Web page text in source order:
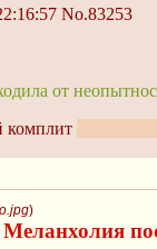
No.83253
от
комплит
)
Меланхолия